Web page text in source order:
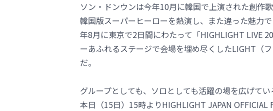
ソン・ドンウンは今年10月に韓国で上演された創作
韓国版スーパーヒーローを熱演し、また違った魅力
年8月に東京で2日間にわたって「HIGHLIGHT LIVE
ーあふれるステージで会場を埋め尽くしたLIGHT（
だ。
グループとしても、ソロとしても活躍の場を広げて
本日（15日）15時よりHIGHLIGHT JAPAN